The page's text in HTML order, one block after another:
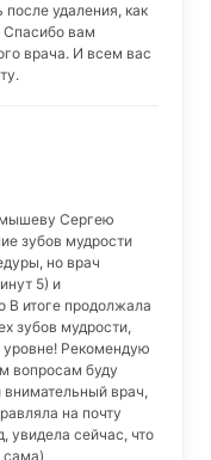
удаления, как
Спасибо вам
врача. И всем вас
Сергею
зубов мудрости
но врач
5) и
В итоге продолжала
зубов мудрости,
Рекомендую
вопросам буду
врач,
на почту
увидела сейчас, что
сама)